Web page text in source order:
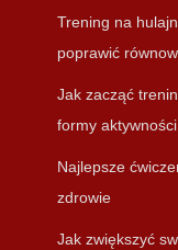
Trening na
poprawić
Jak zacząć
formy aktywności
Najlepsze
zdrowie
Jak zwiększyć